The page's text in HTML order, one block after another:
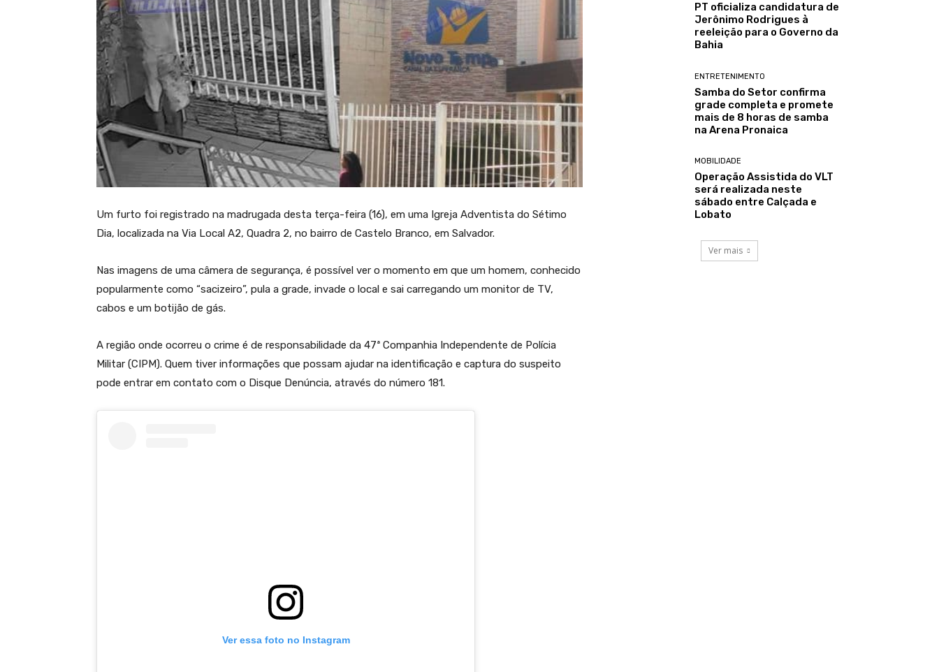
Um furto foi registrado na madrugada desta terça-feira (16), em uma Igreja Adventista do Sétimo
Dia, localizada na Via Local A2, Quadra 2, no bairro de Castelo Branco, em Salvador.
Nas imagens de uma câmera de segurança, é possível ver o momento em que um homem, conhecido
popularmente como “sacizeiro”, pula a grade, invade o local e sai carregando um monitor de TV,
cabos e um botijão de gás.
A região onde ocorreu o crime é de responsabilidade da 47ª Companhia Independente de Polícia
Militar (CIPM). Quem tiver informações que possam ajudar na identificação e captura do suspeito
pode entrar em contato com o Disque Denúncia, através do número 181.
Ver essa foto no Instagram
PT oficializa candidatura de
Jerônimo Rodrigues à
reeleição para o Governo da
Bahia
ENTRETENIMENTO
Samba do Setor confirma
grade completa e promete
mais de 8 horas de samba
na Arena Pronaica
MOBILIDADE
Operação Assistida do VLT
será realizada neste
sábado entre Calçada e
Lobato
Ver mais